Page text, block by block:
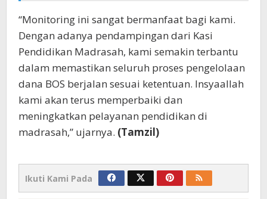
“Monitoring ini sangat bermanfaat bagi kami.
Dengan adanya pendampingan dari Kasi
Pendidikan Madrasah, kami semakin terbantu
dalam memastikan seluruh proses pengelolaan
dana BOS berjalan sesuai ketentuan. Insyaallah
kami akan terus memperbaiki dan
meningkatkan pelayanan pendidikan di
madrasah,” ujarnya. (Tamzil)
Ikuti Kami Pada